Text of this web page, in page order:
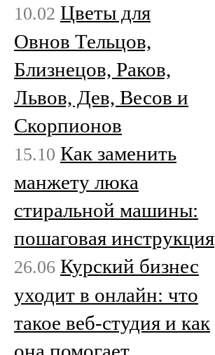
10.02 Цветы для
Овнов Тельцов,
Близнецов, Раков,
Львов, Дев, Весов и
Скорпионов
15.10 Как заменить
манжету люка
стиральной машины:
пошаговая инструкция
26.06 Курский бизнес
уходит в онлайн: что
такое веб-студия и как